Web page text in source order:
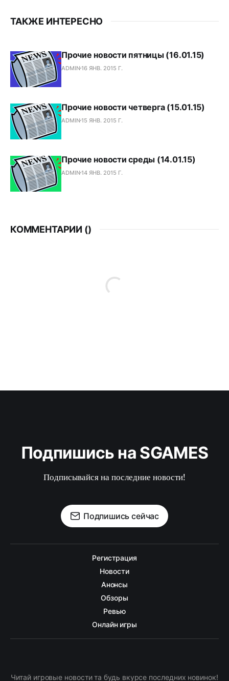
ТАКЖЕ ИНТЕРЕСНО
Прочие новости пятницы (16.01.15)
ADMIN16 ЯНВ. 2015 Г.
Прочие новости четверга (15.01.15)
ADMIN15 ЯНВ. 2015 Г.
Прочие новости среды (14.01.15)
ADMIN14 ЯНВ. 2015 Г.
КОММЕНТАРИИ ()
Подпишись на SGAMES
Подписывайся на последние новости!
Подпишись сейчас
Регистрация
Новости
Анонсы
Обзоры
Ревью
Онлайн игры
Читай игровые новости та будь вкурсе последних новинок!